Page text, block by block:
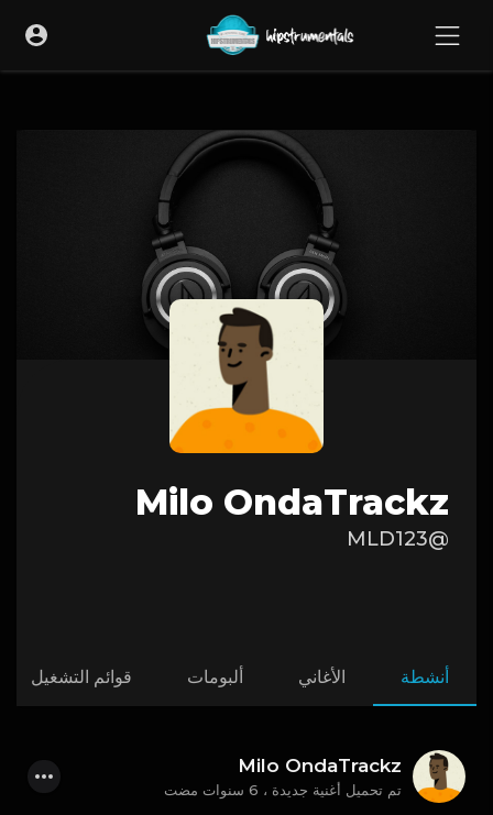
Milo OndaTrackz
@MLD123
أنشطة الأغاني ألبومات قوائم التشغيل
Milo OndaTrackz
تم تحميل أغنية جديدة ، 6 سنوات مضت